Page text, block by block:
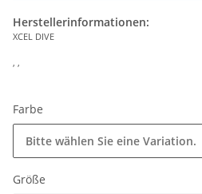
Herstellerinformationen:
XCEL DIVE
, ,
Farbe
Bitte wählen Sie eine Variation.
Größe